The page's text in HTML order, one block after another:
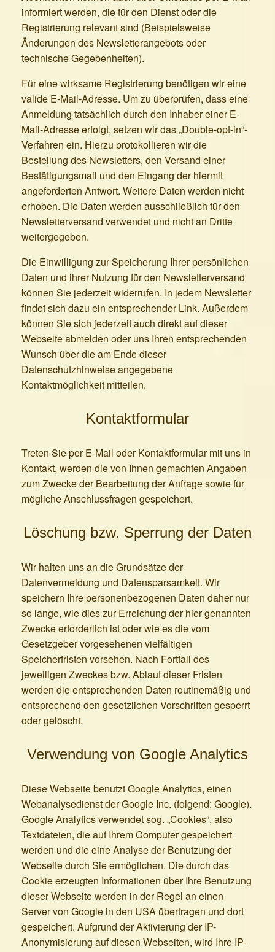
informiert werden, die für den Dienst oder die
Registrierung relevant sind (Beispielsweise
Änderungen des Newsletterangebots oder
technische Gegebenheiten).
Für eine wirksame Registrierung benötigen wir eine
valide E-Mail-Adresse. Um zu überprüfen, dass eine
Anmeldung tatsächlich durch den Inhaber einer E-
Mail-Adresse erfolgt, setzen wir das „Double-opt-in“-
Verfahren ein. Hierzu protokollieren wir die
Bestellung des Newsletters, den Versand einer
Bestätigungsmail und den Eingang der hiermit
angeforderten Antwort. Weitere Daten werden nicht
erhoben. Die Daten werden ausschließlich für den
Newsletterversand verwendet und nicht an Dritte
weitergegeben.
Die Einwilligung zur Speicherung Ihrer persönlichen
Daten und ihrer Nutzung für den Newsletterversand
können Sie jederzeit widerrufen. In jedem Newsletter
findet sich dazu ein entsprechender Link. Außerdem
können Sie sich jederzeit auch direkt auf dieser
Webseite abmelden oder uns Ihren entsprechenden
Wunsch über die am Ende dieser
Datenschutzhinweise angegebene
Kontaktmöglichkeit mitteilen.
Kontaktformular
Treten Sie per E-Mail oder Kontaktformular mit uns in
Kontakt, werden die von Ihnen gemachten Angaben
zum Zwecke der Bearbeitung der Anfrage sowie für
mögliche Anschlussfragen gespeichert.
Löschung bzw. Sperrung der Daten
Wir halten uns an die Grundsätze der
Datenvermeidung und Datensparsamkeit. Wir
speichern Ihre personenbezogenen Daten daher nur
so lange, wie dies zur Erreichung der hier genannten
Zwecke erforderlich ist oder wie es die vom
Gesetzgeber vorgesehenen vielfältigen
Speicherfristen vorsehen. Nach Fortfall des
jeweiligen Zweckes bzw. Ablauf dieser Fristen
werden die entsprechenden Daten routinemäßig und
entsprechend den gesetzlichen Vorschriften gesperrt
oder gelöscht.
Verwendung von Google Analytics
Diese Webseite benutzt Google Analytics, einen
Webanalysedienst der Google Inc. (folgend: Google).
Google Analytics verwendet sog. „Cookies“, also
Textdateien, die auf Ihrem Computer gespeichert
werden und die eine Analyse der Benutzung der
Webseite durch Sie ermöglichen. Die durch das
Cookie erzeugten Informationen über Ihre Benutzung
dieser Webseite werden in der Regel an einen
Server von Google in den USA übertragen und dort
gespeichert. Aufgrund der Aktivierung der IP-
Anonymisierung auf diesen Webseiten, wird Ihre IP-